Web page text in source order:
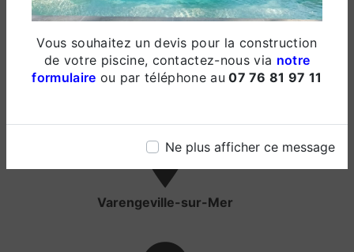
Vous souhaitez un devis pour la construction
de votre piscine, contactez-nous via notre
formulaire ou par téléphone au 07 76 81 97 11
Ne plus afficher ce message
Luneray
Varengeville-sur-Mer